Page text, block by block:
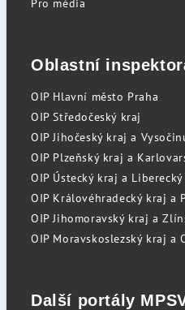
Pro média
Oblastní
OIP Hlavní město Praha
OIP Středočeský kraj
OIP Jihočeský kraj a
OIP Plzeňský kraj a
OIP Ústecký kraj a
OIP Královéhradecký kraj a
OIP Jihomoravský kraj a
OIP Moravskoslezský kraj a
Další portály